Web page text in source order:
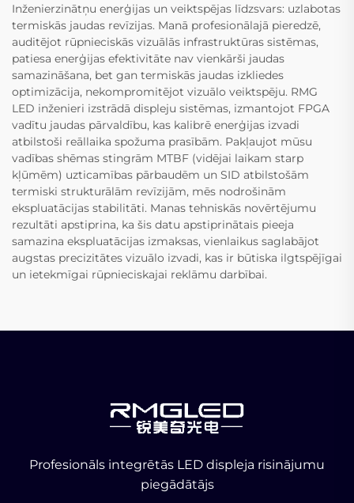
Inženierzinātņu enerģijas un veiktspējas līdzsvars: uzlabotas
termiskās jaudas revīzijas. Manā profesionālajā pieredzē,
auditējot rūpnieciskās vizuālās infrastruktūras sistēmas,
patiesa enerģijas efektivitāte nav vienkārši jaudas
samazināšana, bet gan termiskās jaudas izkliedes
optimizācija, nekompromitējot vizuālo veiktspēju. RMG
LED inženieri izstrādā displeju sistēmas, izmantojot FPGA
vadītu jaudas pārvaldību, kas kalibrē enerģijas izvadi
atbilstoši reāllaika spožuma prasībām. Pakļaujot mūsu
vadības shēmas stingrām MTBF (vidējai laikam starp
kļūmēm) uzticamības pārbaudēm un SID atbilstošām
termiski strukturālām revīzijām, mēs nodrošinām
ekspluatācijas stabilitāti. Manas tehniskās novērtējumu
rezultāti apstiprina, ka šis datu apstiprinātais pieeja
samazina ekspluatācijas izmaksas, vienlaikus saglabājot
augstas precizitātes vizuālo izvadi, kas ir būtiska ilgtspējīgai
un ietekmīgai rūpnieciskajai reklāmu darbībai.
Profesionāls integrētās LED displeja risinājumu
piegādātājs